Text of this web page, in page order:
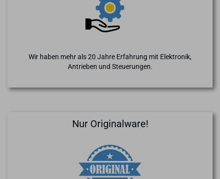
Wir haben mehr als 20 Jahre Erfahrung mit Elektronik,
Antrieben und Steuerungen.
Nur Originalware!